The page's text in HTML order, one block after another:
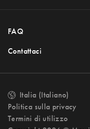
FAQ
Contattaci
Change language
Italia (Italiano)
Politica sulla privacy
Termini di utilizzo